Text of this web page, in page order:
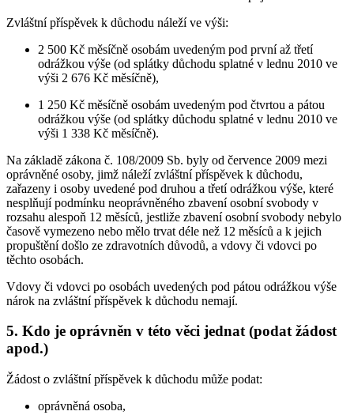
Zvláštní příspěvek k důchodu náleží ve výši:
2 500 Kč měsíčně osobám uvedeným pod první až třetí
odrážkou výše (od splátky důchodu splatné v lednu 2010 ve
výši 2 676 Kč měsíčně),
1 250 Kč měsíčně osobám uvedeným pod čtvrtou a pátou
odrážkou výše (od splátky důchodu splatné v lednu 2010 ve
výši 1 338 Kč měsíčně).
Na základě zákona č. 108/2009 Sb. byly od července 2009 mezi
oprávněné osoby, jimž náleží zvláštní příspěvek k důchodu,
zařazeny i osoby uvedené pod druhou a třetí odrážkou výše, které
nesplňují podmínku neoprávněného zbavení osobní svobody v
rozsahu alespoň 12 měsíců, jestliže zbavení osobní svobody nebylo
časově vymezeno nebo mělo trvat déle než 12 měsíců a k jejich
propuštění došlo ze zdravotních důvodů, a vdovy či vdovci po
těchto osobách.
Vdovy či vdovci po osobách uvedených pod pátou odrážkou výše
nárok na zvláštní příspěvek k důchodu nemají.
5. Kdo je oprávněn v této věci jednat (podat žádost
apod.)
Žádost o zvláštní příspěvek k důchodu může podat:
oprávněná osoba,